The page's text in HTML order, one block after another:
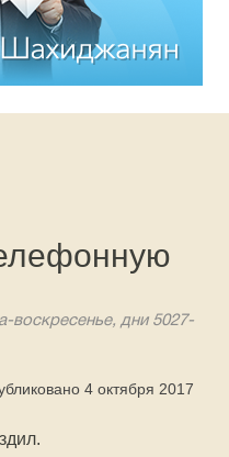
воскресенье, дни 5027-
4 октября 2017